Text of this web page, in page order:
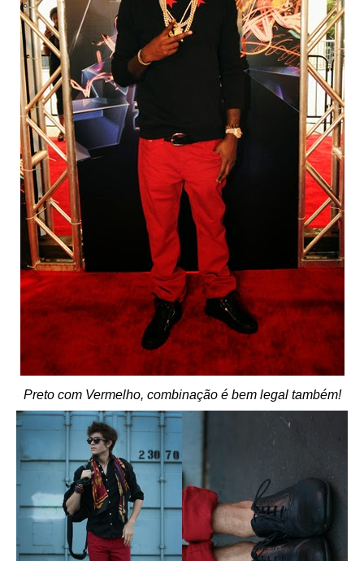
Preto com Vermelho, combinação é bem legal também!